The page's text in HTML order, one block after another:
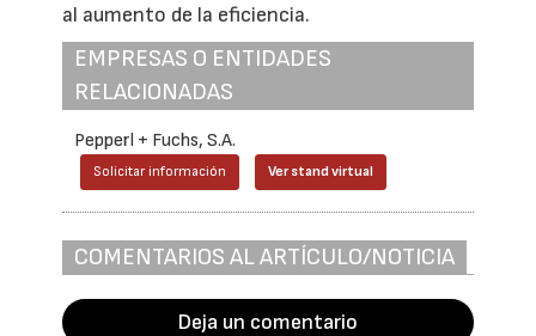
al aumento de la eficiencia.
EMPRESAS O ENTIDADES
RELACIONADAS
Pepperl + Fuchs, S.A.
Solicitar información Ver stand virtual
COMENTARIOS AL ARTÍCULO/NOTICIA
Deja un comentario